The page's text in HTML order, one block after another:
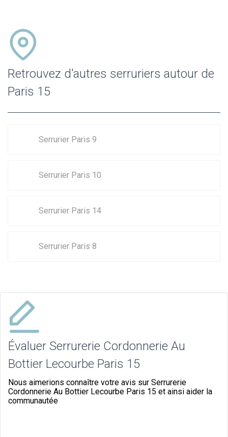
Retrouvez d'autres serruriers autour de
Paris 15
Serrurier Paris 9
Serrurier Paris 10
Serrurier Paris 14
Serrurier Paris 8
Évaluer Serrurerie Cordonnerie Au
Bottier Lecourbe Paris 15
Nous aimerions connaître votre avis sur Serrurerie
Cordonnerie Au Bottier Lecourbe Paris 15 et ainsi aider la
communautée